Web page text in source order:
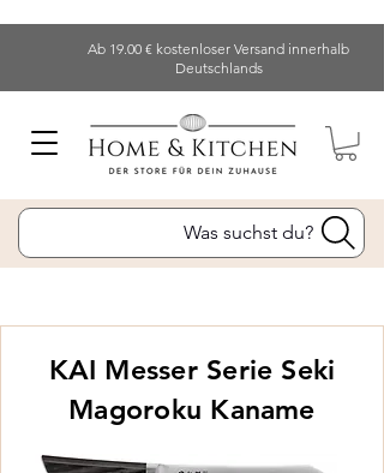
Ab 19.00 € kostenloser Versand innerhalb
Deutschlands
Was suchst du?
KAI Messer Serie Seki
Magoroku Kaname